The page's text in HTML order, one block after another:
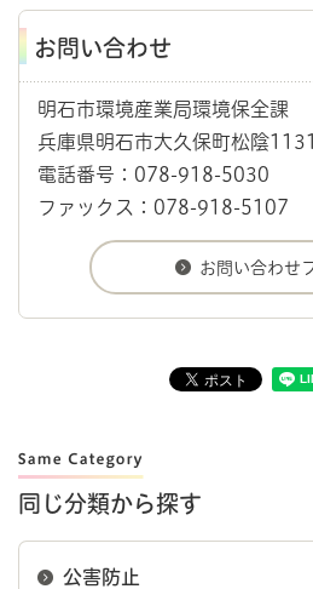
お問い合わせ
明石市環境産業局環境保全課
兵庫県明石市大久保町松陰1131
電話番号：078-918-5030
ファックス：078-918-5107
同じ分類から探す
公害防止